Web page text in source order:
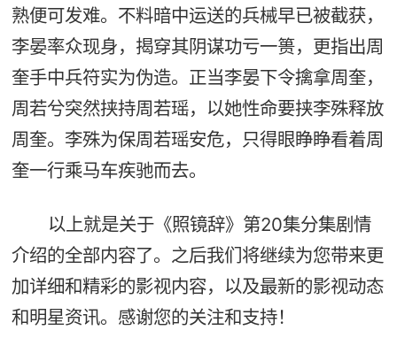
熟便可发难。不料暗中运送的兵械早已被截获，
李晏率众现身，揭穿其阴谋功亏一篑，更指出周
奎手中兵符实为伪造。正当李晏下令擒拿周奎，
周若兮突然挟持周若瑶，以她性命要挟李殊释放
周奎。李殊为保周若瑶安危，只得眼睁睁看着周
奎一行乘马车疾驰而去。
以上就是关于《照镜辞》第20集分集剧情
介绍的全部内容了。之后我们将继续为您带来更
加详细和精彩的影视内容，以及最新的影视动态
和明星资讯。感谢您的关注和支持！